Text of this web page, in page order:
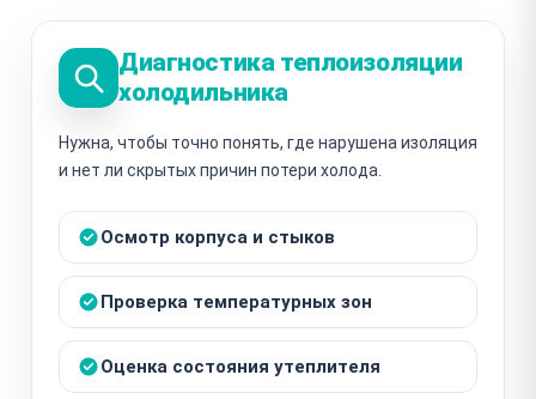
Диагностика теплоизоляции
холодильника
Нужна, чтобы точно понять, где нарушена изоляция
и нет ли скрытых причин потери холода.
Осмотр корпуса и стыков
Проверка температурных зон
Оценка состояния утеплителя